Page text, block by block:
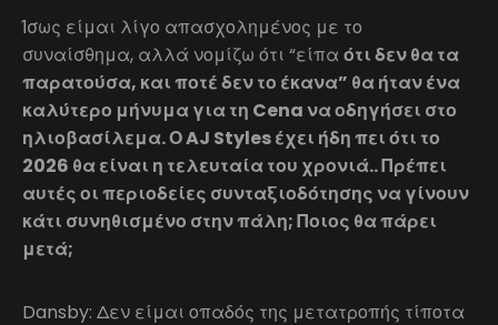
Ίσως είμαι λίγο απασχολημένος με το
συναίσθημα, αλλά νομίζω ότι “είπα ότι δεν θα τα
παρατούσα, και ποτέ δεν το έκανα” θα ήταν ένα
καλύτερο μήνυμα για τη Cena να οδηγήσει στο
ηλιοβασίλεμα. Ο AJ Styles έχει ήδη πει ότι το
2026 θα είναι η τελευταία του χρονιά.. Πρέπει
αυτές οι περιοδείες συνταξιοδότησης να γίνουν
κάτι συνηθισμένο στην πάλη; Ποιος θα πάρει
μετά;
Dansby: Δεν είμαι οπαδός της μετατροπής τίποτα